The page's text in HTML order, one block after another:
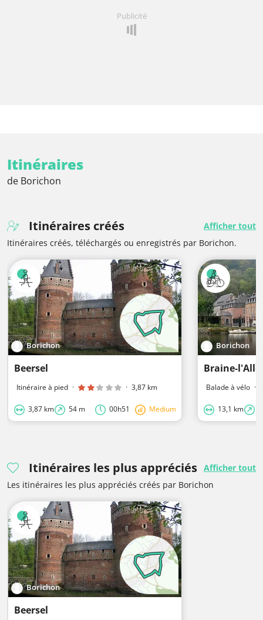
Publicité
Itinéraires
de Borichon
Itinéraires créés
Afficher tout
Itinéraires créés, téléchargés ou enregistrés par Borichon.
Borichon
Beersel
Itinéraire à pied · · 3,87 km
3,87 km 54 m 00h51 Medium
Borichon
Braine-
Balade à vélo ·
13,1 km
Itinéraires les plus appréciés Afficher tout
Les itinéraires les plus appréciés créés par Borichon
Borichon
Beersel